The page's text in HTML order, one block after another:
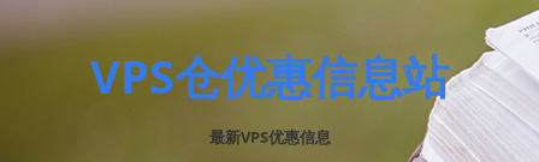
VPS仓优惠信息站
最新VPS优惠信息